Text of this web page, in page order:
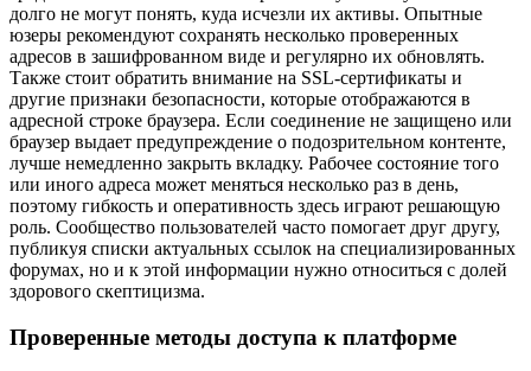
долго не могут понять, куда исчезли их активы. Опытные
юзеры рекомендуют сохранять несколько проверенных
адресов в зашифрованном виде и регулярно их обновлять.
Также стоит обратить внимание на SSL-сертификаты и
другие признаки безопасности, которые отображаются в
адресной строке браузера. Если соединение не защищено или
браузер выдает предупреждение о подозрительном контенте,
лучше немедленно закрыть вкладку. Рабочее состояние того
или иного адреса может меняться несколько раз в день,
поэтому гибкость и оперативность здесь играют решающую
роль. Сообщество пользователей часто помогает друг другу,
публикуя списки актуальных ссылок на специализированных
форумах, но и к этой информации нужно относиться с долей
здорового скептицизма.
Проверенные методы доступа к платформе